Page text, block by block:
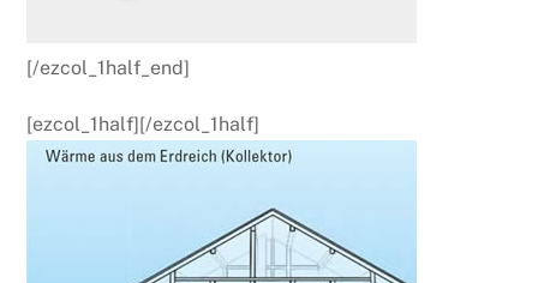
[/ezcol_1half_end]
[ezcol_1half][/ezcol_1half]